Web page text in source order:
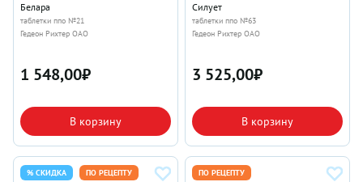
Белара
таблетки ппо №21
Гедеон Рихтер ОАО
1 548,00₽
В корзину
Силует
таблетки ппо №63
Гедеон Рихтер ОАО
3 525,00₽
В корзину
% СКИДКА ПО РЕЦЕПТУ ПО РЕЦЕПТУ